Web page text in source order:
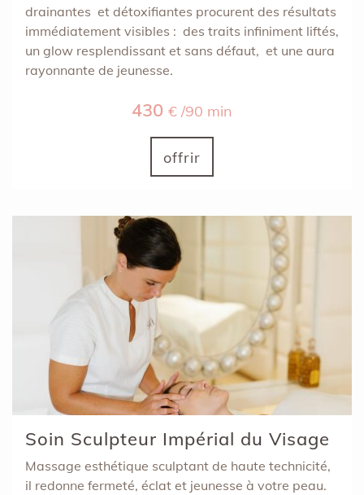
drainantes et détoxifiantes procurent des résultats
immédiatement visibles : des traits infiniment liftés,
un glow resplendissant et sans défaut, et une aura
rayonnante de jeunesse.
430 € /90 min
offrir
Soin Sculpteur Impérial du Visage
Massage esthétique sculptant de haute technicité,
il redonne fermeté, éclat et jeunesse à votre peau.